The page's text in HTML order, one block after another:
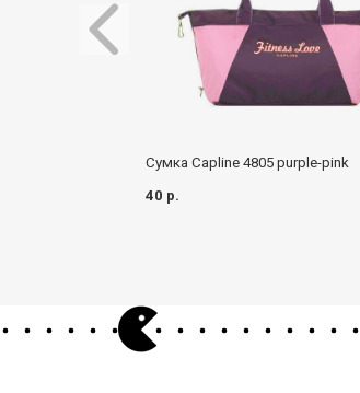
Сумка Capline 4805 purple-pink
40 р.